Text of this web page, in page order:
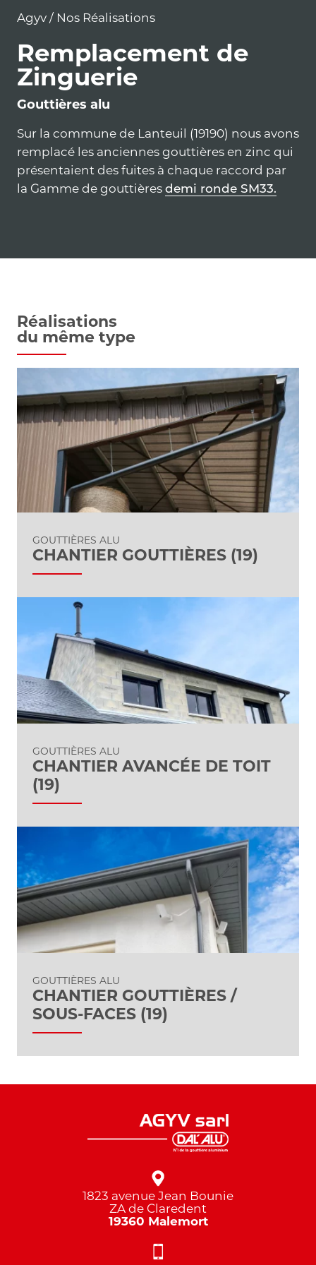
Agyv / Nos Réalisations
Remplacement de
Zinguerie
Gouttières alu
Sur la commune de Lanteuil (19190) nous avons
remplacé les anciennes gouttières en zinc qui
présentaient des fuites à chaque raccord par
la Gamme de gouttières demi ronde SM33.
Réalisations
du même type
GOUTTIÈRES ALU
CHANTIER GOUTTIÈRES (19)
GOUTTIÈRES ALU
CHANTIER AVANCÉE DE TOIT
(19)
GOUTTIÈRES ALU
CHANTIER GOUTTIÈRES /
SOUS-FACES (19)
1823 avenue Jean Bounie
ZA de Claredent
19360 Malemort